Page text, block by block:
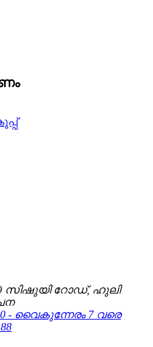
സിഷുയി റോഡ്, ഹുലി
- വൈകുന്നേരം 7 വരെ